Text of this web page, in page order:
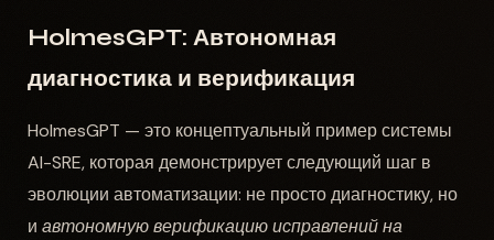
HolmesGPT: Автономная
диагностика и верификация
HolmesGPT — это концептуальный пример системы
AI-SRE, которая демонстрирует следующий шаг в
эволюции автоматизации: не просто диагностику, но
и автономную верификацию исправлений на